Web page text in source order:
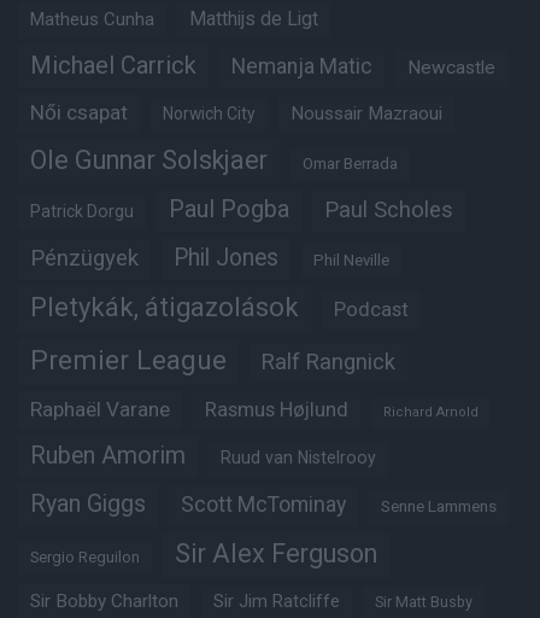
Matheus Cunha Matthijs de Ligt
Michael Carrick Nemanja Matic Newcastle
Női csapat Norwich City Noussair Mazraoui
Ole Gunnar Solskjaer Omar Berrada
Patrick Dorgu Paul Pogba Paul Scholes
Pénzügyek Phil Jones Phil Neville
Pletykák, átigazolások Podcast
Premier League Ralf Rangnick
Raphaël Varane Rasmus Højlund Richard Arnold
Ruben Amorim Ruud van Nistelrooy
Ryan Giggs Scott McTominay Senne Lammens
Sergio Reguilon Sir Alex Ferguson
Sir Bobby Charlton Sir Jim Ratcliffe Sir Matt Busby